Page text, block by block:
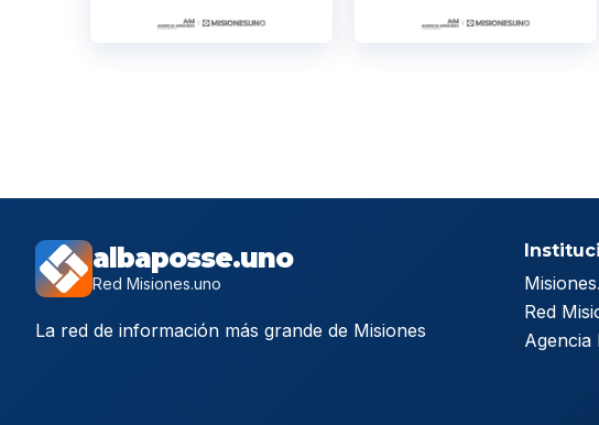
albaposse.uno
Red Misiones.uno
La red de información más grande de Misiones
Red
Agencia